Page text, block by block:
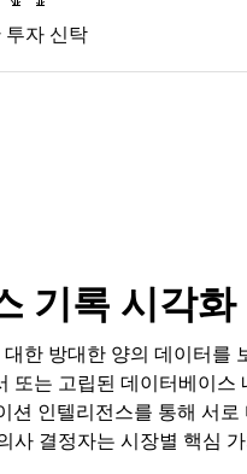
자 신탁
기록 시각화
한 방대한 양의 데이터를
또는 고립된 데이터베이스
션 인텔리전스를 통해 서
사 결정자는 시장별 핵심